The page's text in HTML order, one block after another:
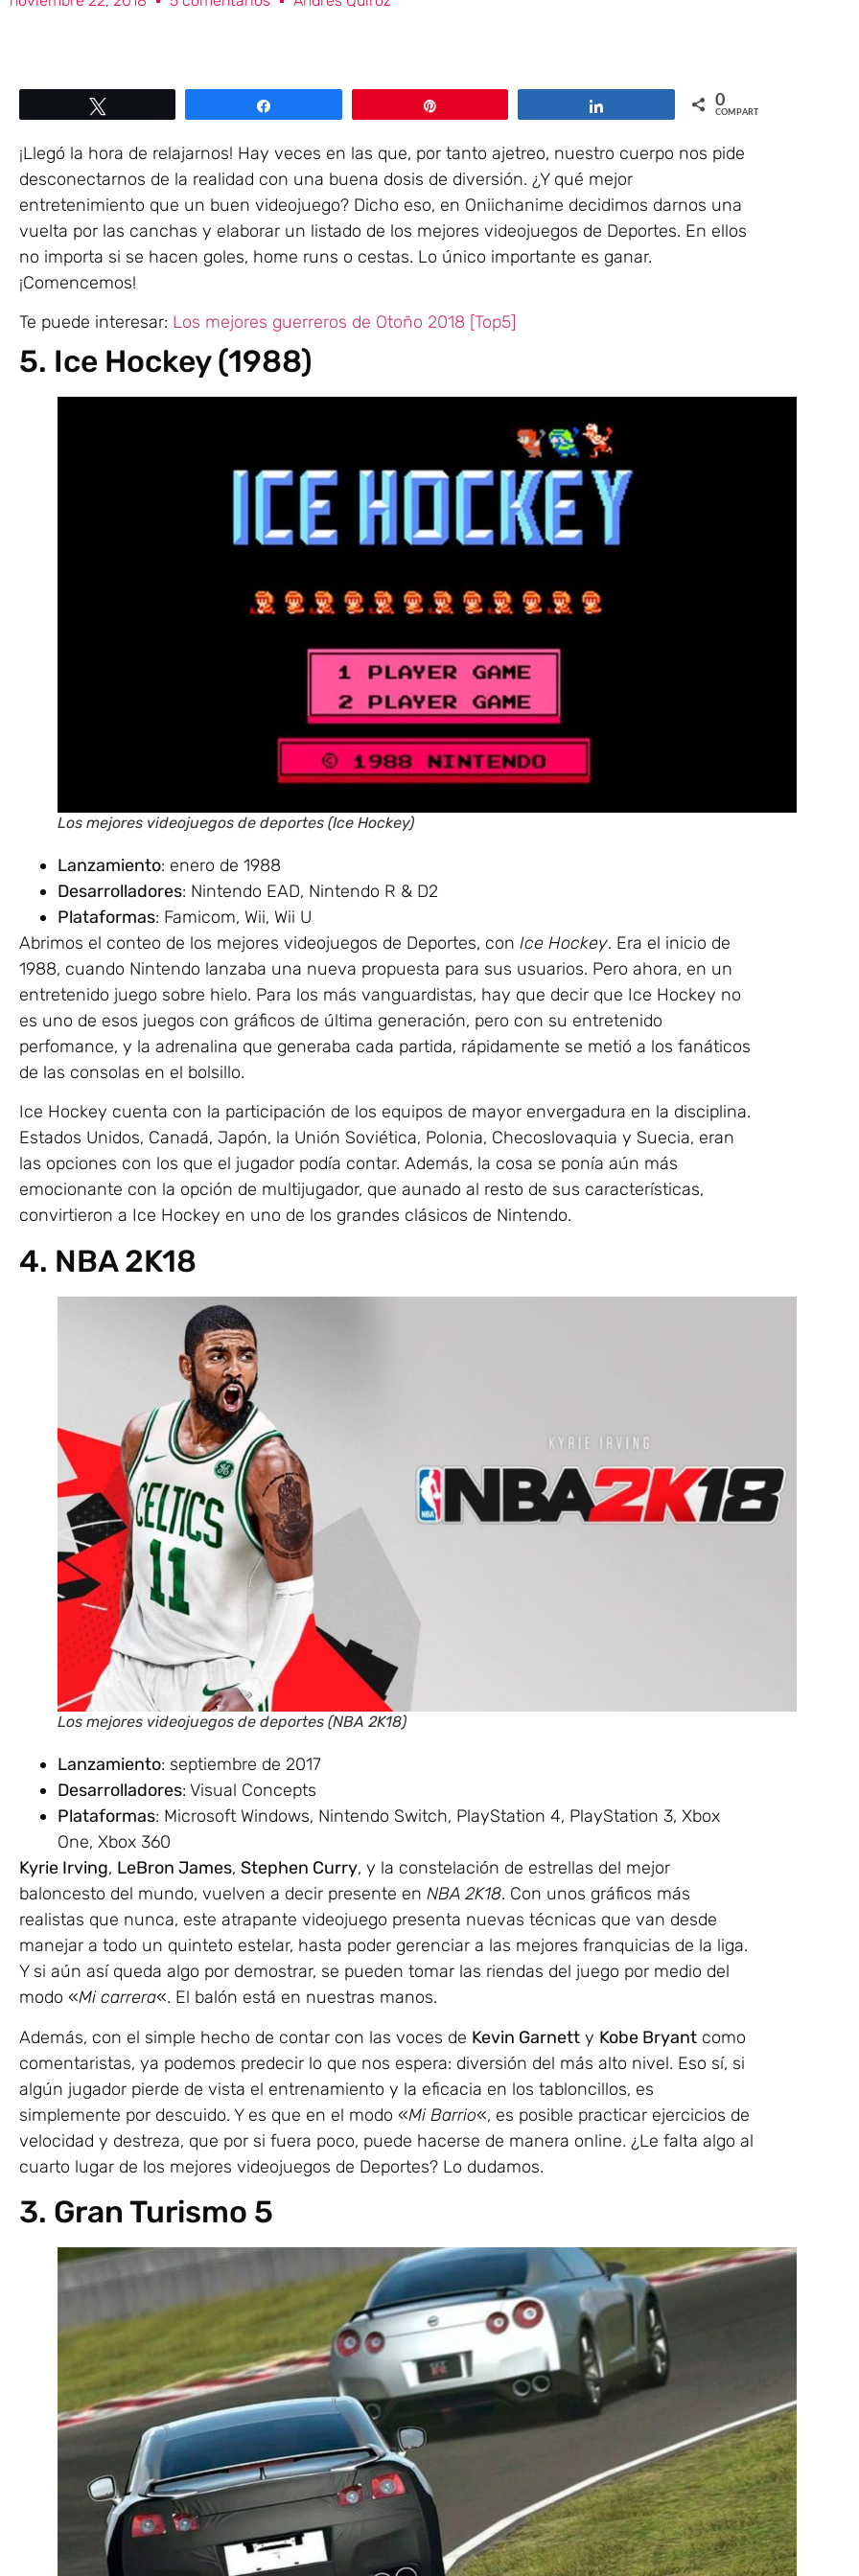
0
COMPARTIR
¡Llegó la hora de relajarnos! Hay veces en las que, por tanto ajetreo, nuestro cuerpo nos pide
desconectarnos de la realidad con una buena dosis de diversión. ¿Y qué mejor
entretenimiento que un buen videojuego? Dicho eso, en Oniichanime decidimos darnos una
vuelta por las canchas y elaborar un listado de los mejores videojuegos de Deportes. En ellos
no importa si se hacen goles, home runs o cestas. Lo único importante es ganar.
¡Comencemos!
Te puede interesar: Los mejores guerreros de Otoño 2018 [Top5]
5. Ice Hockey (1988)
Los mejores videojuegos de deportes (Ice Hockey)
Lanzamiento: enero de 1988
Desarrolladores: Nintendo EAD, Nintendo R & D2
Plataformas: Famicom, Wii, Wii U
Abrimos el conteo de los mejores videojuegos de Deportes, con Ice Hockey. Era el inicio de
1988, cuando Nintendo lanzaba una nueva propuesta para sus usuarios. Pero ahora, en un
entretenido juego sobre hielo. Para los más vanguardistas, hay que decir que Ice Hockey no
es uno de esos juegos con gráficos de última generación, pero con su entretenido
perfomance, y la adrenalina que generaba cada partida, rápidamente se metió a los fanáticos
de las consolas en el bolsillo.
Ice Hockey cuenta con la participación de los equipos de mayor envergadura en la disciplina.
Estados Unidos, Canadá, Japón, la Unión Soviética, Polonia, Checoslovaquia y Suecia, eran
las opciones con los que el jugador podía contar. Además, la cosa se ponía aún más
emocionante con la opción de multijugador, que aunado al resto de sus características,
convirtieron a Ice Hockey en uno de los grandes clásicos de Nintendo.
4. NBA 2K18
Los mejores videojuegos de deportes (NBA 2K18)
Lanzamiento: septiembre de 2017
Desarrolladores: Visual Concepts
Plataformas: Microsoft Windows, Nintendo Switch, PlayStation 4, PlayStation 3, Xbox
One, Xbox 360
Kyrie Irving, LeBron James, Stephen Curry, y la constelación de estrellas del mejor
baloncesto del mundo, vuelven a decir presente en NBA 2K18. Con unos gráficos más
realistas que nunca, este atrapante videojuego presenta nuevas técnicas que van desde
manejar a todo un quinteto estelar, hasta poder gerenciar a las mejores franquicias de la liga.
Y si aún así queda algo por demostrar, se pueden tomar las riendas del juego por medio del
modo «Mi carrera«. El balón está en nuestras manos.
Además, con el simple hecho de contar con las voces de Kevin Garnett y Kobe Bryant como
comentaristas, ya podemos predecir lo que nos espera: diversión del más alto nivel. Eso sí, si
algún jugador pierde de vista el entrenamiento y la eficacia en los tabloncillos, es
simplemente por descuido. Y es que en el modo «Mi Barrio«, es posible practicar ejercicios de
velocidad y destreza, que por si fuera poco, puede hacerse de manera online. ¿Le falta algo al
cuarto lugar de los mejores videojuegos de Deportes? Lo dudamos.
3. Gran Turismo 5